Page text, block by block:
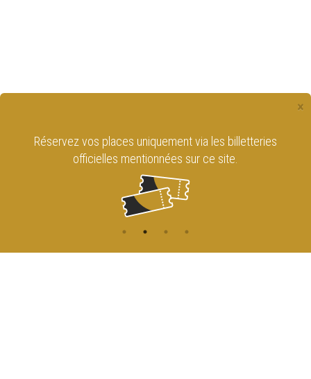
×
Réservez vos places uniquement via les billetteries
officielles mentionnées sur ce site.